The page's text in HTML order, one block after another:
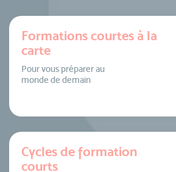
Formations courtes à la
carte
Pour vous préparer au
monde de demain
Cycles de formation
courts